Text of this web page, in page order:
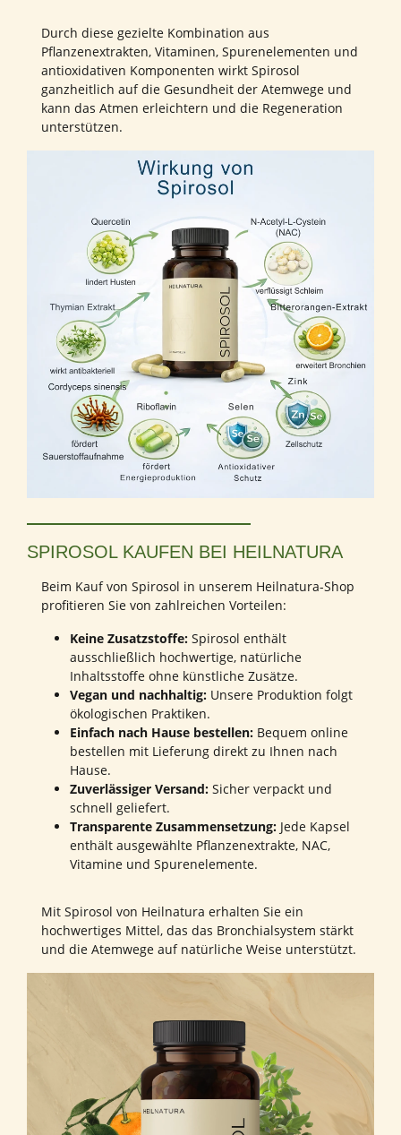
Durch diese gezielte Kombination aus
Pflanzenextrakten, Vitaminen, Spurenelementen und
antioxidativen Komponenten wirkt Spirosol
ganzheitlich auf die Gesundheit der Atemwege und
kann das Atmen erleichtern und die Regeneration
unterstützen.
SPIROSOL KAUFEN BEI HEILNATURA
Beim Kauf von Spirosol in unserem Heilnatura-Shop
profitieren Sie von zahlreichen Vorteilen:
Keine Zusatzstoffe: Spirosol enthält
ausschließlich hochwertige, natürliche
Inhaltsstoffe ohne künstliche Zusätze.
Vegan und nachhaltig: Unsere Produktion folgt
ökologischen Praktiken.
Einfach nach Hause bestellen: Bequem online
bestellen mit Lieferung direkt zu Ihnen nach
Hause.
Zuverlässiger Versand: Sicher verpackt und
schnell geliefert.
Transparente Zusammensetzung: Jede Kapsel
enthält ausgewählte Pflanzenextrakte, NAC,
Vitamine und Spurenelemente.
Mit Spirosol von Heilnatura erhalten Sie ein
hochwertiges Mittel, das das Bronchialsystem stärkt
und die Atemwege auf natürliche Weise unterstützt.